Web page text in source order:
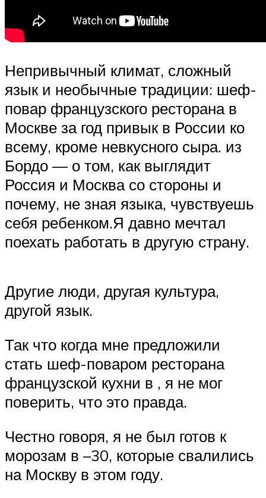
Непривычный климат, сложный
язык и необычные традиции: шеф-
повар французского ресторана в
Москве за год привык в России ко
всему, кроме невкусного сыра. из
Бордо — о том, как выглядит
Россия и Москва со стороны и
почему, не зная языка, чувствуешь
себя ребенком.Я давно мечтал
поехать работать в другую страну.
Другие люди, другая культура,
другой язык.
Так что когда мне предложили
стать шеф-поваром ресторана
французской кухни в , я не мог
поверить, что это правда.
Честно говоря, я не был готов к
морозам в –30, которые свалились
на Москву в этом году.